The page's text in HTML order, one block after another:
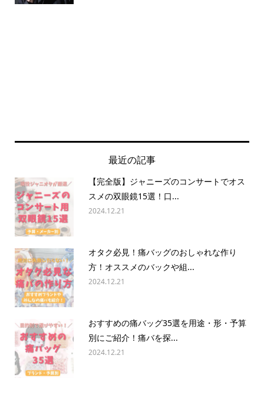
最近の記事
【完全版】ジャニーズのコンサートでオス
スメの双眼鏡15選！口...
2024.12.21
オタク必見！痛バッグのおしゃれな作り
方！オススメのバックや組...
2024.12.21
おすすめの痛バッグ35選を用途・形・予算
別にご紹介！痛バを探...
2024.12.21